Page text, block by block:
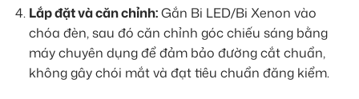
Lắp đặt và căn chỉnh:Gắn Bi LED/Bi Xenon vào
chóa đèn, sau đó căn chỉnh góc chiếu sáng bằng
máy chuyên dụng để đảm bảo đường cắt chuẩn,
không gây chói mắt và đạt tiêu chuẩn đăng kiểm.